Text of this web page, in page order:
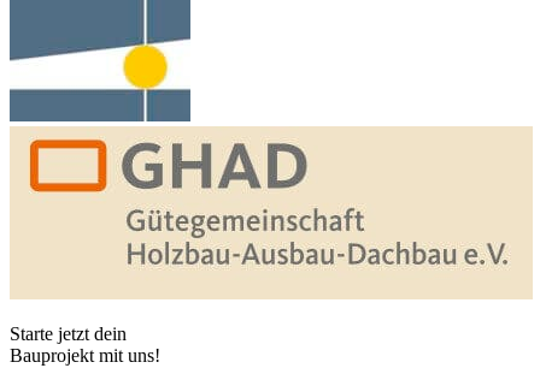
Starte jetzt dein
Bauprojekt mit uns!